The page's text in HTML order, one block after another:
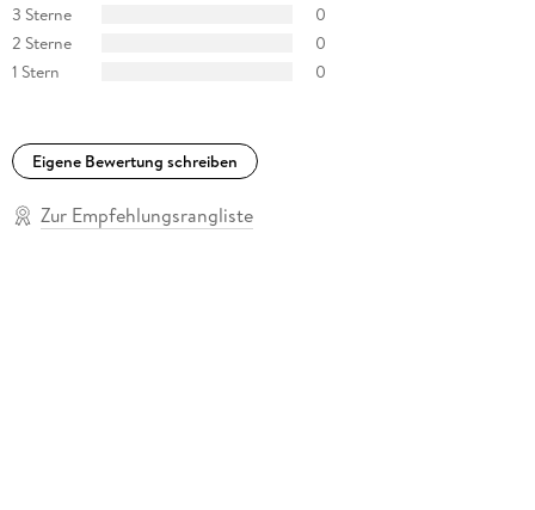
3 Sterne
0
2 Sterne
0
1 Stern
0
Eigene Bewertung schreiben
Zur Empfehlungsrangliste